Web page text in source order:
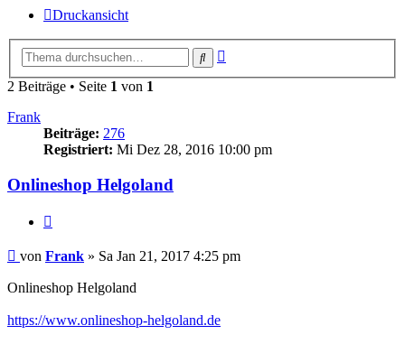
Druckansicht
Suche
2 Beiträge • Seite 1 von 1
Frank
Beiträge: 276
Registriert: Mi Dez 28, 2016 10:00 pm
Onlineshop Helgoland
Beitrag
von Frank » Sa Jan 21, 2017 4:25 pm
Onlineshop Helgoland
https://www.onlineshop-helgoland.de